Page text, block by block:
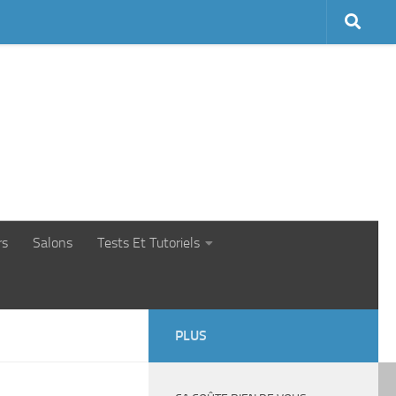
Salons Tests Et Tutoriels
PLUS